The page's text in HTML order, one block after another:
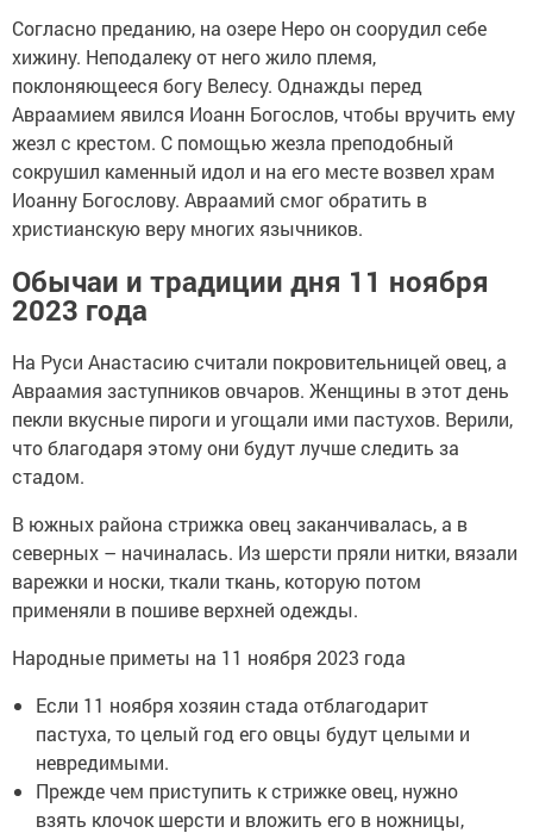
Согласно преданию, на озере Неро он соорудил себе
хижину. Неподалеку от него жило племя,
поклоняющееся богу Велесу. Однажды перед
Авраамием явился Иоанн Богослов, чтобы вручить ему
жезл с крестом. С помощью жезла преподобный
сокрушил каменный идол и на его месте возвел храм
Иоанну Богослову. Авраамий смог обратить в
христианскую веру многих язычников.
Обычаи и традиции дня 11 ноября
2023 года
На Руси Анастасию считали покровительницей овец, а
Авраамия заступников овчаров. Женщины в этот день
пекли вкусные пироги и угощали ими пастухов. Верили,
что благодаря этому они будут лучше следить за
стадом.
В южных района стрижка овец заканчивалась, а в
северных – начиналась. Из шерсти пряли нитки, вязали
варежки и носки, ткали ткань, которую потом
применяли в пошиве верхней одежды.
Народные приметы на 11 ноября 2023 года
Если 11 ноября хозяин стада отблагодарит
пастуха, то целый год его овцы будут целыми и
невредимыми.
Прежде чем приступить к стрижке овец, нужно
взять клочок шерсти и вложить его в ножницы,